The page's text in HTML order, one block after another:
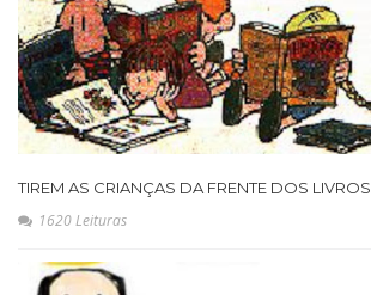
TIREM AS CRIANÇAS DA FRENTE DOS LIVROS
1620 Leituras